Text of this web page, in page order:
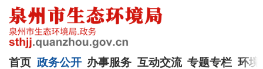
首页 政务公开 办事服务 互动交流 专题专栏 环境